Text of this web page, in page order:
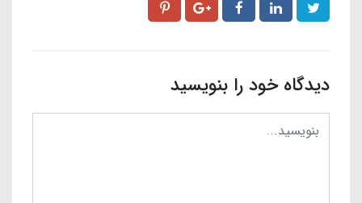
دیدگاه خود را بنویسید